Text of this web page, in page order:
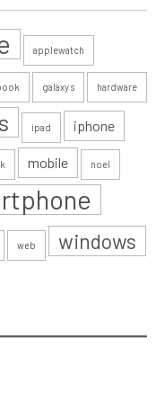
applewatch
galaxy s hardware
ipad iphone
mobile noel
web windows